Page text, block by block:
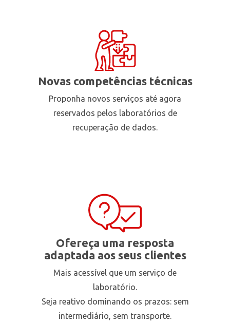
Novas competências técnicas
Proponha novos serviços até agora
reservados pelos laboratórios de
recuperação de dados.
Ofereça uma resposta
adaptada aos seus clientes
Mais acessível que um serviço de
laboratório.
Seja reativo dominando os prazos: sem
intermediário, sem transporte.